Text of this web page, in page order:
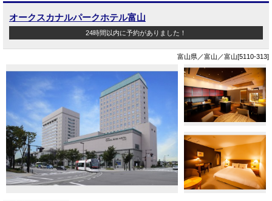
オークスカナルパークホテル富山
24時間以内に予約がありました！
富山県／富山／富山[5110-313]